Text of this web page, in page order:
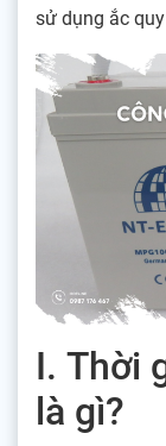
sử dụng ắc
I. Thời
là gì?